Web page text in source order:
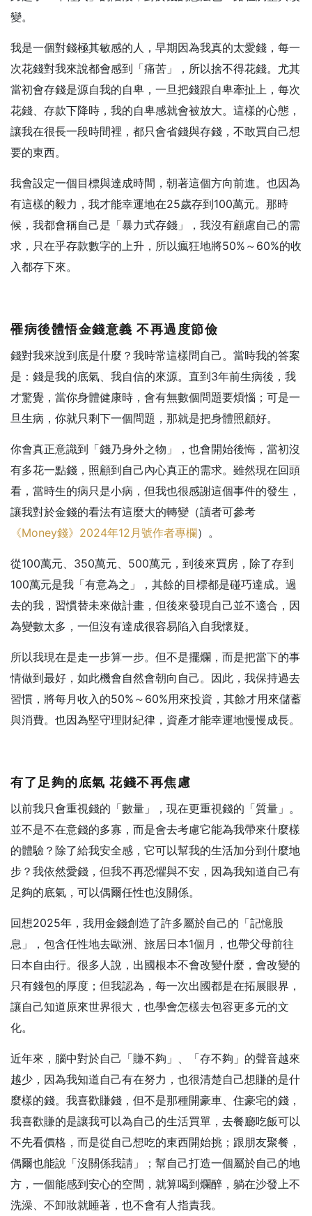
變。
我是一個對錢極其敏感的人，早期因為我真的太愛錢，每一
次花錢對我來說都會感到「痛苦」，所以捨不得花錢。尤其
當初會存錢是源自我的自卑，一旦把錢跟自卑牽扯上，每次
花錢、存款下降時，我的自卑感就會被放大。這樣的心態，
讓我在很長一段時間裡，都只會省錢與存錢，不敢買自己想
要的東西。
我會設定一個目標與達成時間，朝著這個方向前進。也因為
有這樣的毅力，我才能幸運地在25歲存到100萬元。那時
候，我都會稱自己是「暴力式存錢」，我沒有顧慮自己的需
求，只在乎存款數字的上升，所以瘋狂地將50%～60%的收
入都存下來。
罹病後體悟金錢意義 不再過度節儉
錢對我來說到底是什麼？我時常這樣問自己。當時我的答案
是：錢是我的底氣、我自信的來源。直到3年前生病後，我
才驚覺，當你身體健康時，會有無數個問題要煩惱；可是一
旦生病，你就只剩下一個問題，那就是把身體照顧好。
你會真正意識到「錢乃身外之物」，也會開始後悔，當初沒
有多花一點錢，照顧到自己內心真正的需求。雖然現在回頭
看，當時生的病只是小病，但我也很感謝這個事件的發生，
讓我對於金錢的看法有這麼大的轉變（讀者可參考
《Money錢》2024年12月號作者專欄）。
從100萬元、350萬元、500萬元，到後來買房，除了存到
100萬元是我「有意為之」，其餘的目標都是碰巧達成。過
去的我，習慣替未來做計畫，但後來發現自己並不適合，因
為變數太多，一但沒有達成很容易陷入自我懷疑。
所以我現在是走一步算一步。但不是擺爛，而是把當下的事
情做到最好，如此機會自然會朝向自己。因此，我保持過去
習慣，將每月收入的50%～60%用來投資，其餘才用來儲蓄
與消費。也因為堅守理財紀律，資產才能幸運地慢慢成長。
有了足夠的底氣 花錢不再焦慮
以前我只會重視錢的「數量」，現在更重視錢的「質量」。
並不是不在意錢的多寡，而是會去考慮它能為我帶來什麼樣
的體驗？除了給我安全感，它可以幫我的生活加分到什麼地
步？我依然愛錢，但我不再恐懼與不安，因為我知道自己有
足夠的底氣，可以偶爾任性也沒關係。
回想2025年，我用金錢創造了許多屬於自己的「記憶股
息」，包含任性地去歐洲、旅居日本1個月，也帶父母前往
日本自由行。很多人說，出國根本不會改變什麼，會改變的
只有錢包的厚度；但我認為，每一次出國都是在拓展眼界，
讓自己知道原來世界很大，也學會怎樣去包容更多元的文
化。
近年來，腦中對於自己「賺不夠」、「存不夠」的聲音越來
越少，因為我知道自己有在努力，也很清楚自己想賺的是什
麼樣的錢。我喜歡賺錢，但不是那種開豪車、住豪宅的錢，
我喜歡賺的是讓我可以為自己的生活買單，去餐廳吃飯可以
不先看價格，而是從自己想吃的東西開始挑；跟朋友聚餐，
偶爾也能說「沒關係我請」；幫自己打造一個屬於自己的地
方，一個能感到安心的空間，就算喝到爛醉，躺在沙發上不
洗澡、不卸妝就睡著，也不會有人指責我。